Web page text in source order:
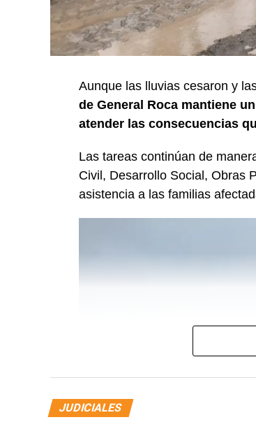
Aunque las lluvias cesaron y
de General Roca mantiene
atender las consecuencias
Las tareas continúan de
Civil, Desarrollo Social, Obras
asistencia a las familias
JUDICIALES